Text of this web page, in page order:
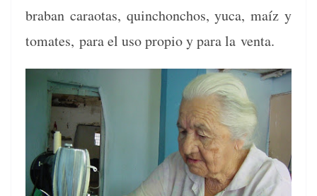
bra­ban carao­tas, quin­chon­chos, yuca, maíz y
tomates, para el uso pro­pio y para la venta.